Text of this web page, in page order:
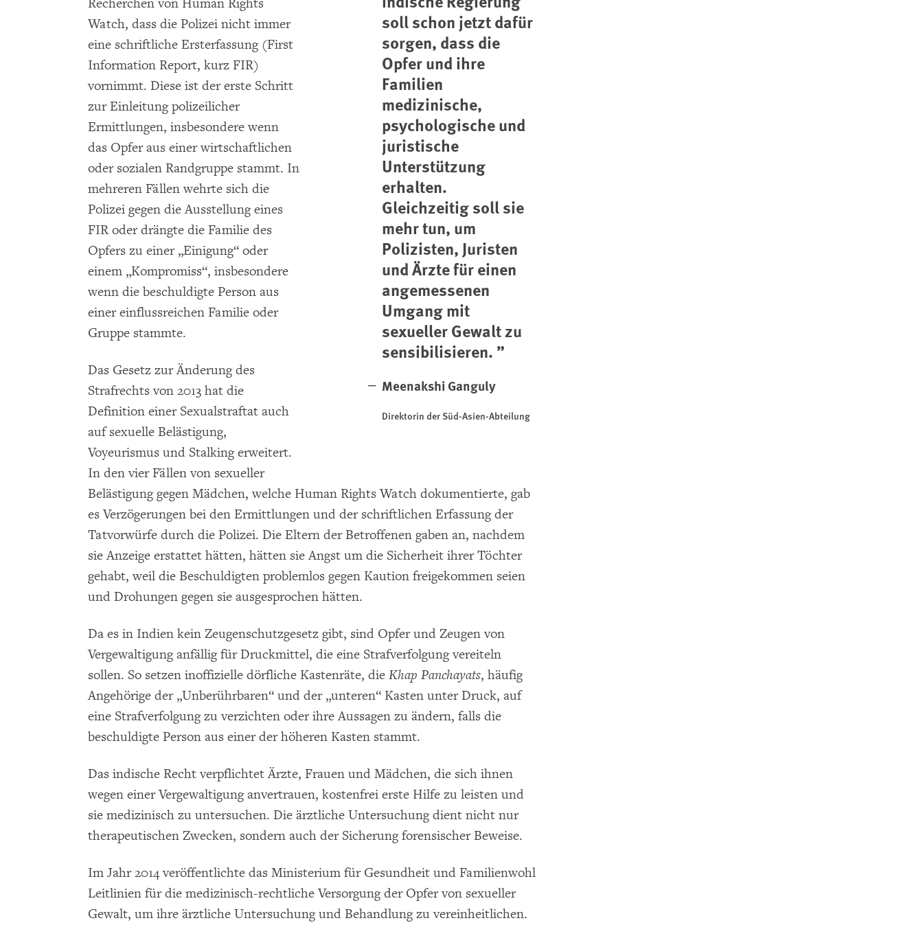
soll schon jetzt dafür
sorgen, dass die
Opfer und ihre
Familien
medizinische,
psychologische und
juristische
Unterstützung
erhalten.
Gleichzeitig soll sie
mehr tun, um
Polizisten, Juristen
und Ärzte für einen
angemessenen
Umgang mit
sexueller Gewalt zu
sensibilisieren.
Meenakshi Ganguly
Direktorin der Süd-Asien-Abteilung
Recherchen von Human Rights
Watch, dass die Polizei nicht immer
eine schriftliche Ersterfassung (First
Information Report, kurz FIR)
vornimmt. Diese ist der erste Schritt
zur Einleitung polizeilicher
Ermittlungen, insbesondere wenn
das Opfer aus einer wirtschaftlichen
oder sozialen Randgruppe stammt. In
mehreren Fällen wehrte sich die
Polizei gegen die Ausstellung eines
FIR oder drängte die Familie des
Opfers zu einer „Einigung“ oder
einem „Kompromiss“, insbesondere
wenn die beschuldigte Person aus
einer einflussreichen Familie oder
Gruppe stammte.
Das Gesetz zur Änderung des
Strafrechts von 2013 hat die
Definition einer Sexualstraftat auch
auf sexuelle Belästigung,
Voyeurismus und Stalking erweitert.
In den vier Fällen von sexueller
Belästigung gegen Mädchen, welche Human Rights Watch dokumentierte, gab
es Verzögerungen bei den Ermittlungen und der schriftlichen Erfassung der
Tatvorwürfe durch die Polizei. Die Eltern der Betroffenen gaben an, nachdem
sie Anzeige erstattet hätten, hätten sie Angst um die Sicherheit ihrer Töchter
gehabt, weil die Beschuldigten problemlos gegen Kaution freigekommen seien
und Drohungen gegen sie ausgesprochen hätten.
Da es in Indien kein Zeugenschutzgesetz gibt, sind Opfer und Zeugen von
Vergewaltigung anfällig für Druckmittel, die eine Strafverfolgung vereiteln
sollen. So setzen inoffizielle dörfliche Kastenräte, die Khap Panchayats, häufig
Angehörige der „Unberührbaren“ und der „unteren“ Kasten unter Druck, auf
eine Strafverfolgung zu verzichten oder ihre Aussagen zu ändern, falls die
beschuldigte Person aus einer der höheren Kasten stammt.
Das indische Recht verpflichtet Ärzte, Frauen und Mädchen, die sich ihnen
wegen einer Vergewaltigung anvertrauen, kostenfrei erste Hilfe zu leisten und
sie medizinisch zu untersuchen. Die ärztliche Untersuchung dient nicht nur
therapeutischen Zwecken, sondern auch der Sicherung forensischer Beweise.
Im Jahr 2014 veröffentlichte das Ministerium für Gesundheit und Familienwohl
Leitlinien für die medizinisch-rechtliche Versorgung der Opfer von sexueller
Gewalt, um ihre ärztliche Untersuchung und Behandlung zu vereinheitlichen.